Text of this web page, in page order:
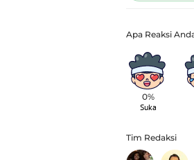
0%
Suka
Tim Redaksi